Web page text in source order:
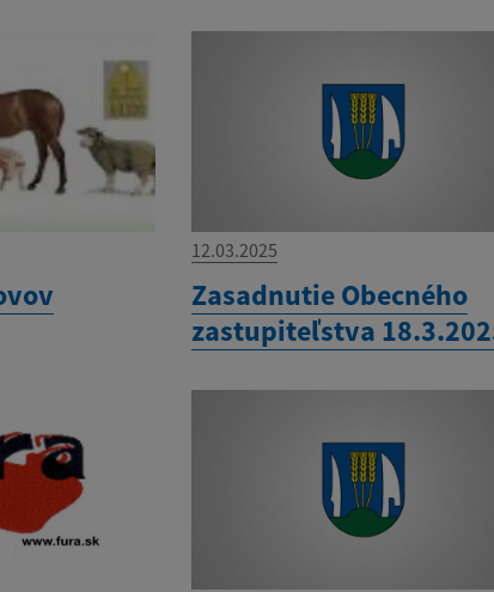
12.03.2025
Zasadnutie Obecného
zastupiteľstva